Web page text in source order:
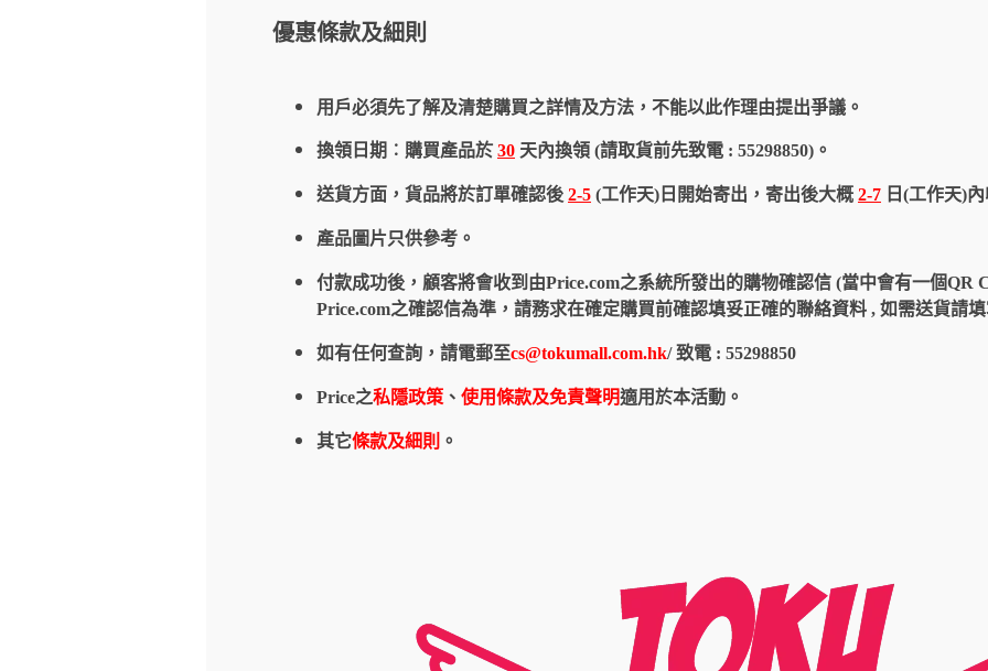
優惠條款及細則
用戶必須先了解及清楚購買之詳情及方法，不能以此作理由提出爭議。
換領日期︰購買產品於 30 天內換領 (請取貨前先致電 : 55298850)。
送貨方面，貨品將於訂單確認後 2-5 (工作天)日開始寄出，寄出後大概 2-7 日(工作天)
產品圖片只供參考。
付款成功後，顧客將會收到由Price.com之系統所發出的購物確認信 (當中會有一個QR
Price.com之確認信為準，請務求在確定購買前確認填妥正確的聯絡資料 , 如需送貨請
如有任何查詢，請電郵至cs@tokumall.com.hk/ 致電 : 55298850
Price之私隱政策、 使用條款及免責聲明適用於本活動。
其它條款及細則 。